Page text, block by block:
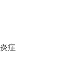
症